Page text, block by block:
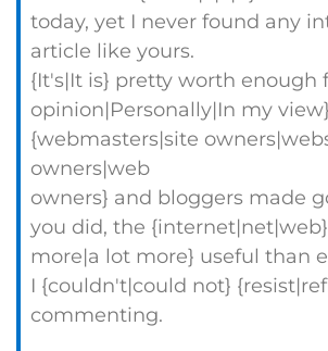
today, yet I never found any
article like yours.
{It's|It is} pretty worth enough
opinion|Personally|In my
{webmasters|site
owners|web
owners} and bloggers made
you did, the
more|a lot more} useful than
I {couldn't|could not}
commenting.